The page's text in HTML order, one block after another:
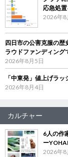
応急処
2026年8
四日市の公害克服の
ラウドファンディング
2026年8月5日
「中東発」値上げラ
2026年8月4日
カルチャー
6人の作
ー
2026年8